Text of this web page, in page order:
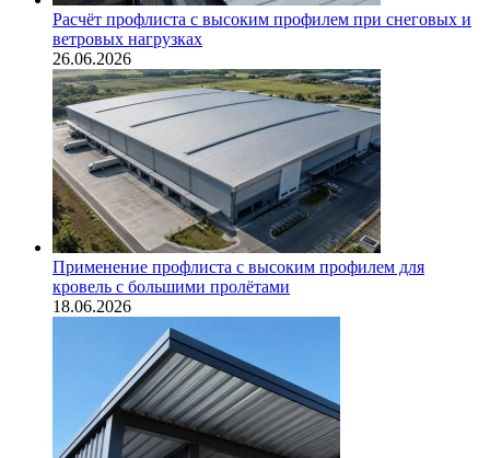
Расчёт профлиста с высоким профилем при снеговых и
ветровых нагрузках
26.06.2026
Применение профлиста с высоким профилем для
кровель с большими пролётами
18.06.2026